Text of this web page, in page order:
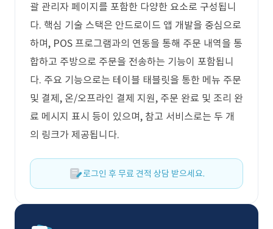
괄 관리자 페이지를 포함한 다양한 요소로 구성됩니
다. 핵심 기술 스택은 안드로이드 앱 개발을 중심으로
하며, POS 프로그램과의 연동을 통해 주문 내역을 통
합하고 주방으로 주문을 전송하는 기능이 포함됩니
다. 주요 기능으로는 테이블 태블릿을 통한 메뉴 주문
및 결제, 온/오프라인 결제 지원, 주문 완료 및 조리 완
료 메시지 표시 등이 있으며, 참고 서비스로는 두 개
의 링크가 제공됩니다.
로그인 후 무료 견적 상담 받으세요.